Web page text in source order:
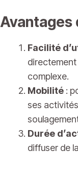
Avantages
Facilité
directement
complexe.
Mobilité :
ses
Durée
diffuser de